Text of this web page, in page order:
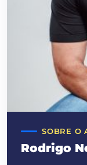
SOBRE O
Rodrigo